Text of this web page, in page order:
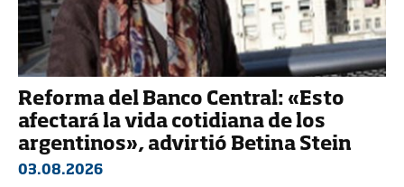
Reforma del Banco Central: «Esto
afectará la vida cotidiana de los
argentinos», advirtió Betina Stein
03.08.2026